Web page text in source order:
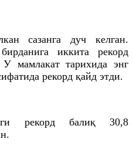
сазанга дуч келган.
иккита рекорд
мамлакат тарихида энг
рекорд қайд этди.
рекорд балиқ 30,8